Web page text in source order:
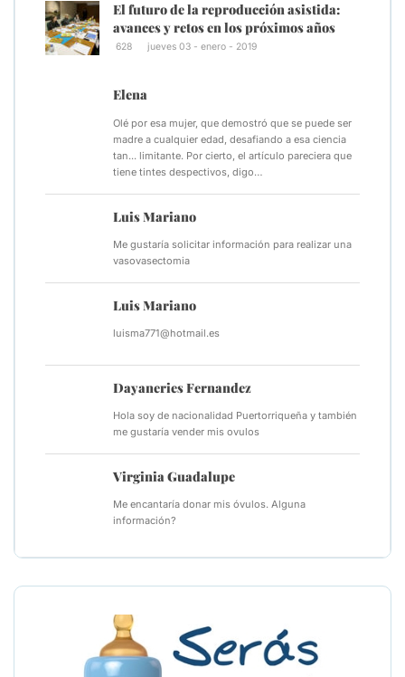
El futuro de la reproducción asistida:
avances y retos en los próximos años
628 jueves 03 - enero - 2019
Elena
Olé por esa mujer, que demostró que se puede ser
madre a cualquier edad, desafiando a esa ciencia
tan... limitante. Por cierto, el artículo pareciera que
tiene tintes despectivos, digo…
Luis Mariano
Me gustaría solicitar información para realizar una
vasovasectomia
Luis Mariano
luisma771@hotmail.es
Dayaneries Fernandez
Hola soy de nacionalidad Puertorriqueña y también
me gustaría vender mis ovulos
Virginia Guadalupe
Me encantaría donar mis óvulos. Alguna
información?